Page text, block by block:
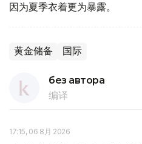
因为夏季衣着更为暴露。
黄金储备 国际
без автора
编译
17:15, 06 8月 2026